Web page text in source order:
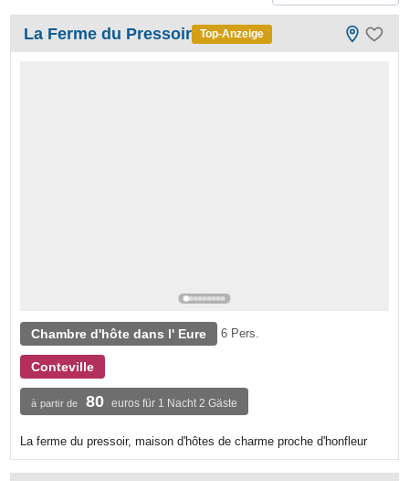
La Ferme du Pressoir Top-Anzeige
Chambre d'hôte dans l' Eure 6 Pers.
Conteville
à partir de 80 euros für 1 Nacht 2 Gäste
La ferme du pressoir, maison d'hôtes de charme proche d'honfleur